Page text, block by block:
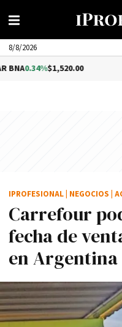
8/8/2026
Carrefour
fecha de
en Argentina
IPROFESIONAL NEGOCIOS